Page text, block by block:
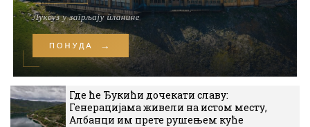
Где ће Ђукићи дочекати славу:
Генерацијама живели на истом месту,
Албанци им прете рушењем куће